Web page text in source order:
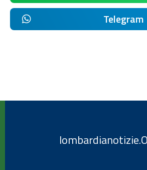
Telegram